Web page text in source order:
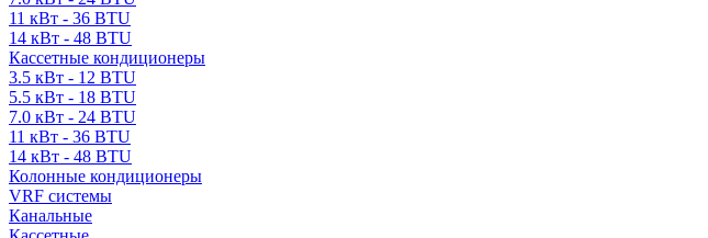
11 кВт - 36 BTU
14 кВт - 48 BTU
Кассетные кондиционеры
3.5 кВт - 12 BTU
5.5 кВт - 18 BTU
7.0 кВт - 24 BTU
11 кВт - 36 BTU
14 кВт - 48 BTU
Колонные кондиционеры
VRF системы
Канальные